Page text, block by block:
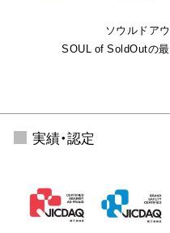
ソウルドア
SOUL of SoldOutの
実績・認定